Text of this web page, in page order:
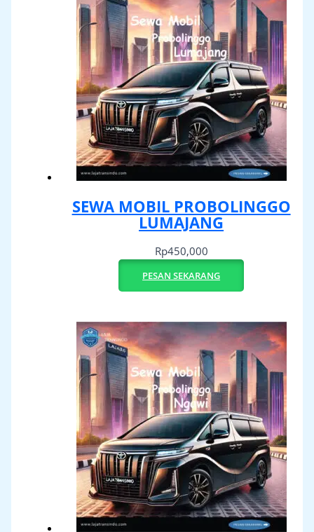
SEWA MOBIL PROBOLINGGO
LUMAJANG
Rp450,000
PESAN SEKARANG